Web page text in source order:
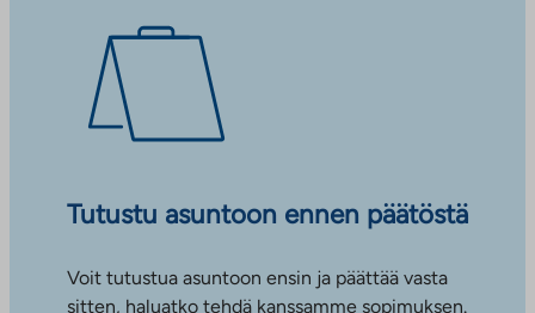
Tutustu asuntoon ennen päätöstä
Voit tutustua asuntoon ensin ja päättää vasta
sitten, haluatko tehdä kanssamme sopimuksen.